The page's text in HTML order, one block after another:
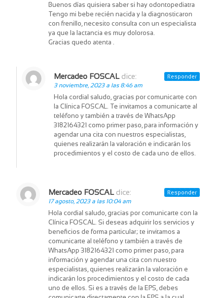
Buenos días quisiera saber si hay odontopediatra
Tengo mi bebe recién nacida y la diagnosticaron
con frenillo, necesito consulta con un especialista
ya que la lactancia es muy dolorosa.
Gracias quedo atenta .
Mercadeo FOSCAL dice:
3 noviembre, 2023 a las 8:46 am
Hola cordial saludo, gracias por comunicarte con
la Clínica FOSCAL. Te invitamos a comunicarte al
teléfono y también a través de WhatsApp
3182164321 como primer paso, para información y
agendar una cita con nuestros especialistas,
quienes realizarán la valoración e indicarán los
procedimientos y el costo de cada uno de ellos.
Responder
Mercadeo FOSCAL dice:
17 agosto, 2023 a las 10:04 am
Hola cordial saludo, gracias por comunicarte con la
Clínica FOSCAL. Si deseas adquirir los servicios y
beneficios de forma particular; te invitamos a
comunicarte al teléfono y también a través de
WhatsApp 3182164321 como primer paso, para
información y agendar una cita con nuestro
especialistas, quienes realizarán la valoración e
indicarán los procedimientos y el costo de cada
uno de ellos. Si es a través de la EPS, debes
Responder